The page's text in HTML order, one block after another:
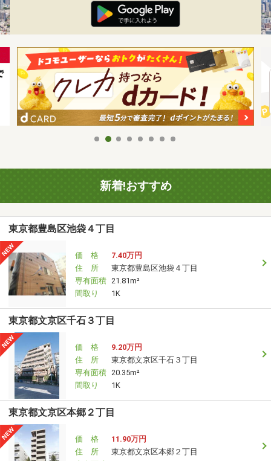
新着!おすすめ
東京都豊島区池袋４丁目
価 格
7.40万円
住 所
東京都豊島区池袋４丁目
専有面積 21.81m²
間取り
1K
東京都文京区千石３丁目
価 格
9.20万円
住 所
東京都文京区千石３丁目
専有面積 20.35m²
間取り
1K
東京都文京区本郷２丁目
価 格
11.90万円
住 所
東京都文京区本郷２丁目